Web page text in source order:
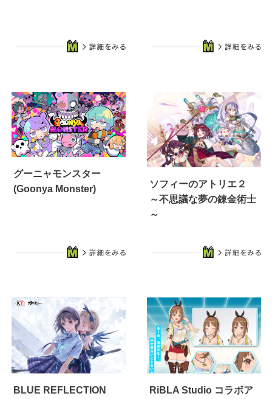
グーニャモンスター
(Goonya Monster)
ソフィーのアトリエ２
～不思議な夢の錬金術士
～
BLUE REFLECTION
RiBLA Studio コラボア